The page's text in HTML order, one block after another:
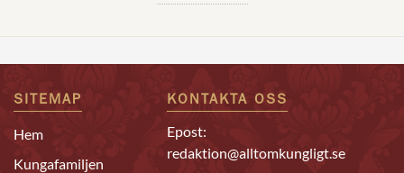
SITEMAP
Hem
Kungafamiljen
KONTAKTA OSS
Epost:
redaktion@alltomkungligt.se